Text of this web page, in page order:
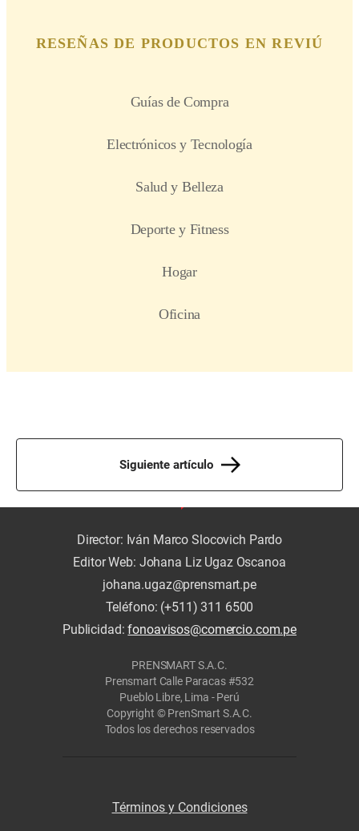
Siguiente artículo
Director: Iván Marco Slocovich Pardo
Editor Web: Johana Liz Ugaz Oscanoa
johana.ugaz@prensmart.pe
Teléfono: (+511) 311 6500
Publicidad:fonoavisos@comercio.com.pe
PRENSMART S.A.C.
Prensmart Calle Paracas #532
Pueblo Libre, Lima - Perú
Copyright © PrenSmart S.A.C.
Todos los derechos reservados
Términos y Condiciones